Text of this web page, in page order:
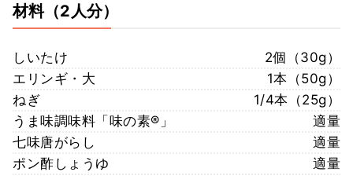
材料（2人分）
しいたけ
2個（30g）
エリンギ・大
1本（50g）
ねぎ
1/4本（25g）
うま味調味料「味の素®」
適量
七味唐がらし
適量
ポン酢しょうゆ
適量